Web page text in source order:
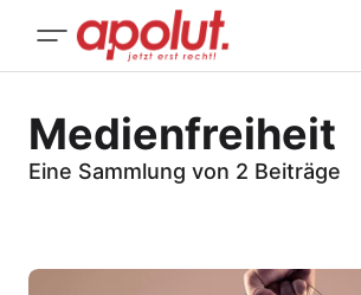
Medienfreiheit
Eine Sammlung von 2 Beiträge